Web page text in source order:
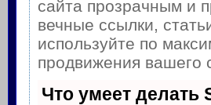
сайта прозрачным и
вечные ссылки,
используйте по
продвижения вашего
Что умеет делать